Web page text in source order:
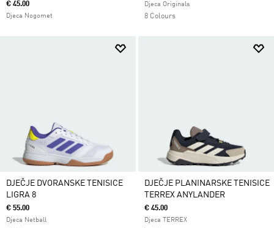
€ 45.00
Djeca Nogomet
Djeca Originals
8 Colours
DJEČJE DVORANSKE TENISICE
LIGRA 8
€ 55.00
Djeca Netball
DJEČJE PLANINARSKE TENISICE
TERREX ANYLANDER
€ 45.00
Djeca TERREX